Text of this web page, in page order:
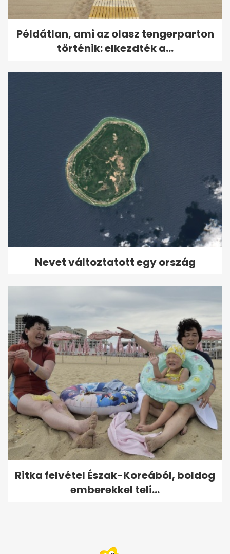
Példátlan, ami az olasz tengerparton
történik: elkezdték a...
Nevet változtatott egy ország
Ritka felvétel Észak-Koreából, boldog
emberekkel teli...